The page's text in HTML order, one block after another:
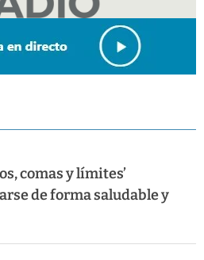
comas y límites’
de forma saludable y